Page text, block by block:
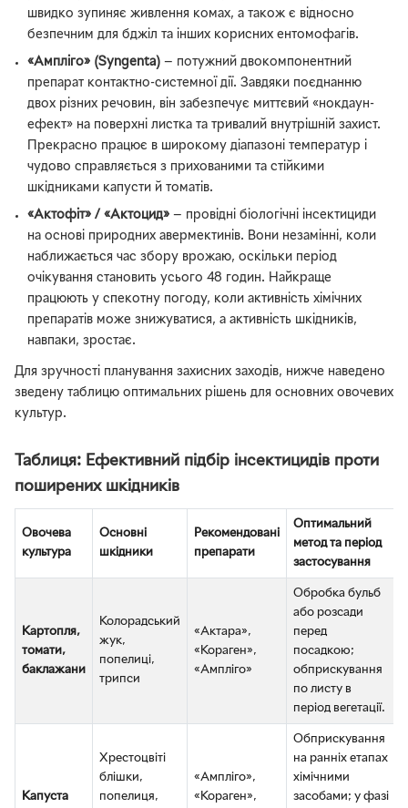
швидко зупиняє живлення комах, а також є відносно
безпечним для бджіл та інших корисних ентомофагів.
«Ампліго» (Syngenta) — потужний двокомпонентний
препарат контактно-системної дії. Завдяки поєднанню
двох різних речовин, він забезпечує миттєвий «нокдаун-
ефект» на поверхні листка та тривалий внутрішній захист.
Прекрасно працює в широкому діапазоні температур і
чудово справляється з прихованими та стійкими
шкідниками капусти й томатів.
«Актофіт» / «Актоцид» — провідні біологічні інсектициди
на основі природних авермектинів. Вони незамінні, коли
наближається час збору врожаю, оскільки період
очікування становить усього 48 годин. Найкраще
працюють у спекотну погоду, коли активність хімічних
препаратів може знижуватися, а активність шкідників,
навпаки, зростає.
Для зручності планування захисних заходів, нижче наведено
зведену таблицю оптимальних рішень для основних овочевих
культур.
Таблиця: Ефективний підбір інсектицидів проти
поширених шкідників
Овочева
культура
Основні
шкідники
Рекомендовані
препарати
Оптимальний
метод та період
застосування
Картопля,
томати,
баклажани
Колорадський
жук,
попелиці,
трипси
«Актара»,
«Кораген»,
«Ампліго»
Обробка бульб
або розсади
перед
посадкою;
обприскування
по листу в
період вегетації.
Капуста
Хрестоцвіті
блішки,
попелиця,
«Ампліго»,
«Кораген»,
Обприскування
на ранніх етапах
хімічними
засобами; у фазі